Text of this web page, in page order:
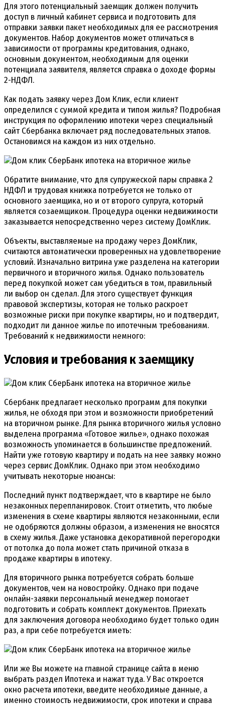
Для этого потенциальный заемщик должен получить
доступ в личный кабинет сервиса и подготовить для
отправки заявки пакет необходимых для ее рассмотрения
документов. Набор документов может отличаться в
зависимости от программы кредитования, однако,
основным документом, необходимым для оценки
потенциала заявителя, является справка о доходе формы
2-НДФЛ.
Как подать заявку через Дом Клик, если клиент
определился с суммой кредита и типом жилья? Подробная
инструкция по оформлению ипотеки через специальный
сайт Сбербанка включает ряд последовательных этапов.
Остановимся на каждом из них отдельно.
Обратите внимание, что для супружеской пары справка 2
НДФЛ и трудовая книжка потребуется не только от
основного заемщика, но и от второго супруга, который
является созаемщиком. Процедура оценки недвижимости
заказывается непосредственно через систему ДомКлик.
Объекты, выставляемые на продажу через ДомКлик,
считаются автоматически проверенных на удовлетворение
условий. Изначально витрина уже разделена на категории
первичного и вторичного жилья. Однако пользователь
перед покупкой может сам убедиться в том, правильный
ли выбор он сделал. Для этого существует функция
правовой экспертизы, которая не только раскроет
возможные риски при покупке квартиры, но и подтвердит,
подходит ли данное жилье по ипотечным требованиям.
Требований к недвижимости немного:
Условия и требования к заемщику
Сбербанк предлагает несколько программ для покупки
жилья, не обходя при этом и возможности приобретений
на вторичном рынке. Для рынка вторичного жилья условно
выделена программа «Готовое жилье», однако похожая
возможность упоминается в большинстве предложений.
Найти уже готовую квартиру и подать на нее заявку можно
через сервис ДомКлик. Однако при этом необходимо
учитывать некоторые нюансы:
Последний пункт подтверждает, что в квартире не было
незаконных перепланировок. Стоит отметить, что любые
изменения в схеме квартиры являются незаконными, если
не одобряются должны образом, а изменения не вносятся
в схему жилья. Даже установка декоративной перегородки
от потолка до пола может стать причиной отказа в
продаже квартиры в ипотеку.
Для вторичного рынка потребуется собрать больше
документов, чем на новостройку. Однако при подаче
онлайн-заявки персональный менеджер помогает
подготовить и собрать комплект документов. Приехать
для заключения договора необходимо будет только один
раз, а при себе потребуется иметь:
Или же Вы можете на главной странице сайта в меню
выбрать раздел Ипотека и нажат туда. У Вас откроется
окно расчета ипотеки, введите необходимые данные, а
именно стоимость недвижимости, срок ипотеки и справа